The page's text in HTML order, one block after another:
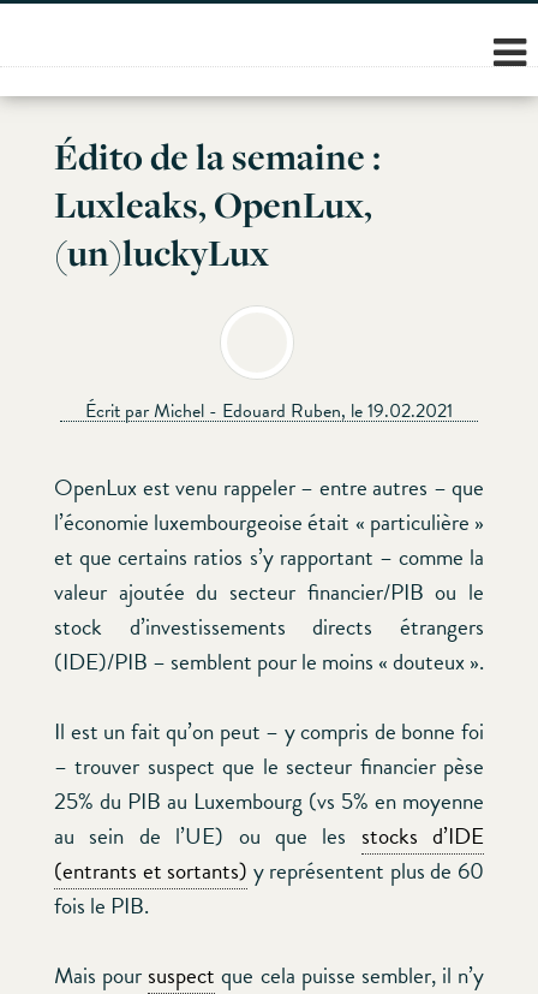
Skip
content
Édito de la semaine :
Luxleaks, OpenLux,
(un)luckyLux
Écrit par Michel - Edouard Ruben, le 19.02.2021
OpenLux est venu rappeler – entre autres – que
l’économie luxembourgeoise était « particulière »
et que certains ratios s’y rapportant – comme la
valeur ajoutée du secteur financier/PIB ou le
stock d’investissements directs étrangers
(IDE)/PIB – semblent pour le moins « douteux ».
Il est un fait qu’on peut – y compris de bonne foi
– trouver suspect que le secteur financier pèse
25% du PIB au Luxembourg (vs 5% en moyenne
au sein de l’UE) ou que les stocks d’IDE
(entrants et sortants) y représentent plus de 60
fois le PIB.
Mais pour suspect que cela puisse sembler, il n’y